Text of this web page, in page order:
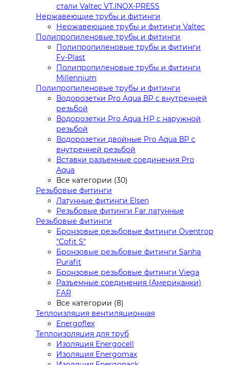
стали Valtec VT.INOX-PRESS
Нержавеющие трубы и фитинги
Нержавеющие трубы и фитинги Valtec
Полипропиленовые трубы и фитинги
Полипропиленовые трубы и фитинги
Fv-Plast
Полипропиленовые трубы и фитинги
Millennium
Полипропиленовые трубы и фитинги
Водорозетки Pro Aqua ВР с внутренней
резьбой
Водорозетки Pro Aqua НР с наружной
резьбой
Водорозетки двойные Pro Aqua ВР с
внутренней резьбой
Вставки разъемные соединения Pro
Aqua
Все категории (30)
Резьбовые фитинги
Латунные фитинги Elsen
Резьбовые фитинги Far латунные
Резьбовые фитинги
Бронзовые резьбовые фитинги Oventrop
"Cofit S"
Бронзовые резьбовые фитинги Sanha
Purafit
Бронзовые резьбовые фитинги Viega
Разъемные соединения (Американки)
FAR
Все категории (8)
Теплоизляция вентиляционная
Energoflex
Теплоизоляция для труб
Изоляция Energocell
Изоляция Energomax